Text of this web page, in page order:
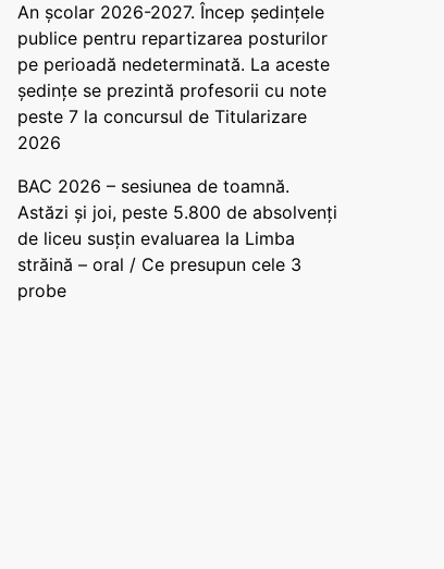
An școlar 2026-2027. Încep ședințele
publice pentru repartizarea posturilor
pe perioadă nedeterminată. La aceste
ședințe se prezintă profesorii cu note
peste 7 la concursul de Titularizare
2026
BAC 2026 – sesiunea de toamnă.
Astăzi și joi, peste 5.800 de absolvenți
de liceu susțin evaluarea la Limba
străină – oral / Ce presupun cele 3
probe